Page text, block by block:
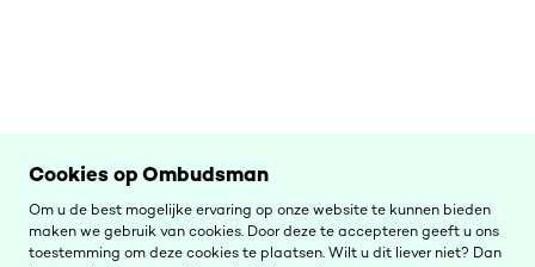
Cookies op Ombudsman
Om u de best mogelijke ervaring op onze website te kunnen bieden
maken we gebruik van cookies. Door deze te accepteren geeft u ons
toestemming om deze cookies te plaatsen. Wilt u dit liever niet? Dan